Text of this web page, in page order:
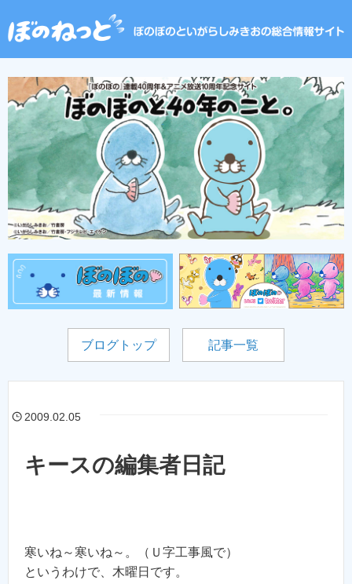
ブログトップ 記事一覧
2009.02.05
キースの編集者日記
寒いね～寒いね～。（Ｕ字工事風で）
というわけで、木曜日です。